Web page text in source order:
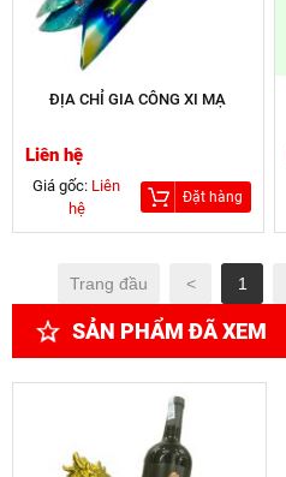
ĐỊA CHỈ GIA CÔNG XI MẠ
Liên hệ
Giá gốc: Liên
hệ
Đặt hàng
Trang đầu < 1
SẢN PHẨM ĐÃ XEM